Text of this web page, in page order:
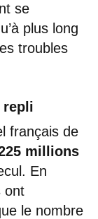
se
plus long
troubles
repli
français de
millions
En
ont
le nombre